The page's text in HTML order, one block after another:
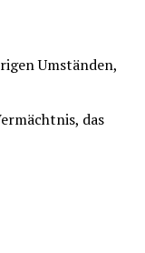
Umständen,
das